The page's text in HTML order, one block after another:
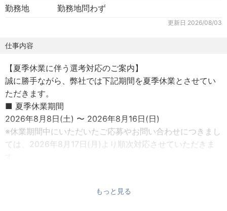
勤務地 勤務地問わず
更新日 2026/08/03
仕事内容
【夏季休業に伴う選考対応のご案内】
誠に勝手ながら、弊社では下記期間を夏季休業とさせてい
ただきます。
■ 夏季休業期間
2026年8月8日(土) 〜 2026年8月16日(日)
※休業期間中にいただいたご応募やお問い合わせにつきまし
ては、2026年8月17日(月)より順次対応させていただきま
ELYZAは東京大学松尾研究室発のAIスタートアップです。
もっと見る